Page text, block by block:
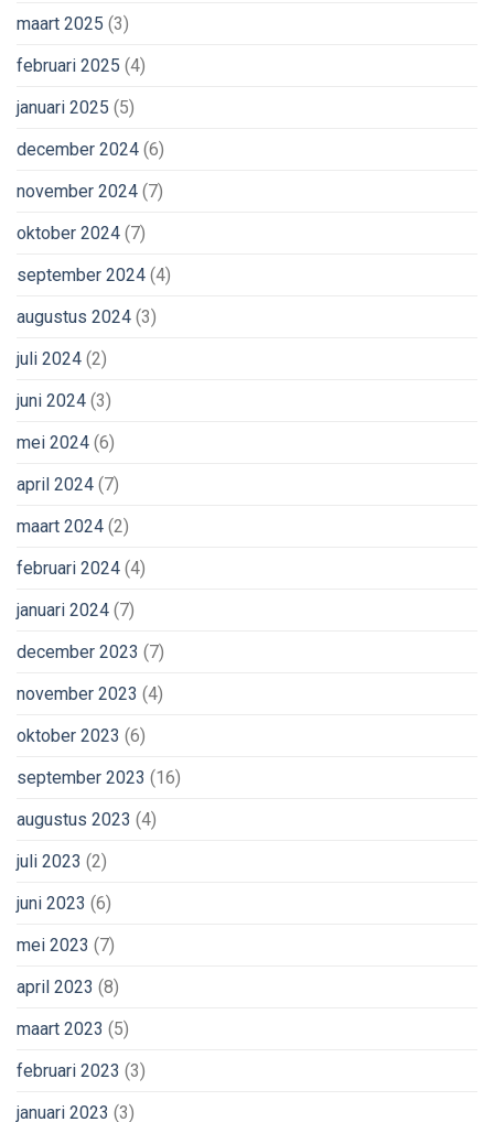
maart 2025 (3)
februari 2025 (4)
januari 2025 (5)
december 2024 (6)
november 2024 (7)
oktober 2024 (7)
september 2024 (4)
augustus 2024 (3)
juli 2024 (2)
juni 2024 (3)
mei 2024 (6)
april 2024 (7)
maart 2024 (2)
februari 2024 (4)
januari 2024 (7)
december 2023 (7)
november 2023 (4)
oktober 2023 (6)
september 2023 (16)
augustus 2023 (4)
juli 2023 (2)
juni 2023 (6)
mei 2023 (7)
april 2023 (8)
maart 2023 (5)
februari 2023 (3)
januari 2023 (3)